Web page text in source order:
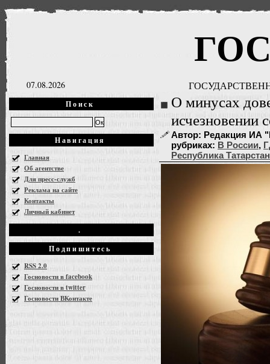
07.08.2026
Поиск
Навигация
Главная
Об агентстве
Для пресс-служб
Реклама на сайте
Контакты
Личный кабинет
.
Подпишитесь
RSS 2.0
Госновости в facebook
Госновости в twitter
Госновости ВКонтакте
О минусах
исчезновении
Автор: Редакция ИА
рубриках: В России,
Республика Татарстан